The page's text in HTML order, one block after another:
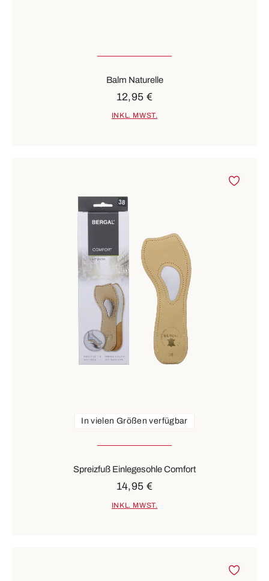
Balm Naturelle
12,95 €
INKL. MWST.
In vielen Größen verfügbar
Spreizfuß Einlegesohle Comfort
14,95 €
INKL. MWST.